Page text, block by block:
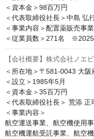
＜資本金＞98百万円
＜代表取締役社長＞中島 弘
＜事業内容＞配置薬販売事業
【会社概要】株式会社ノエ
＜所在地＞〒581-0043 大
＜設立＞1985年5月
＜資本金＞35百万円
＜代表取締役社長＞ 荒添 正
＜事業内容＞
航空運送事業、航空機使用
航空機運航受託事業、航空